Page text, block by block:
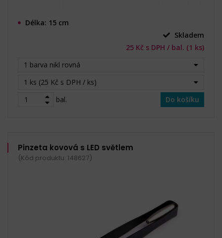
Délka: 15 cm
Skladem
25 Kč s DPH / bal. (1 ks)
1 barva nikl rovná
1 ks (25 Kč s DPH / ks)
bal.
Do košíku
Pinzeta kovová s LED světlem
(Kód produktu: 148627)